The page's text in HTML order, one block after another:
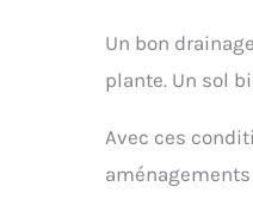
Un bon
plante. Un sol
Avec ces